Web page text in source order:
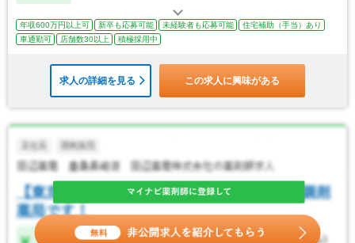
年収600万円以上可 新卒も応募可能 未経験者も応募可能
住宅補助（手当）あり
車通勤可
店舗数30以上 積極採用中
求人の詳細を見る この求人に興味がある